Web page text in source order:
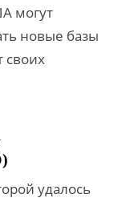
могут
новые базы
своих
удалось